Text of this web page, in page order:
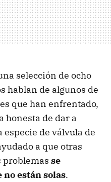
selección de ocho
hablan de algunos de
que han enfrentado,
honesta de dar a
de válvula de
a que otras
problemas se
están solas.